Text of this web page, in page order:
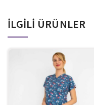
İLGILI ÜRÜNLER